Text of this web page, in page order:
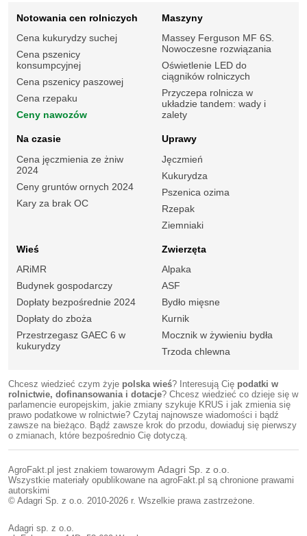
Notowania cen rolniczych
Cena kukurydzy suchej
Cena pszenicy
konsumpcyjnej
Cena pszenicy paszowej
Cena rzepaku
Ceny nawozów
Maszyny
Massey Ferguson MF 6S.
Nowoczesne rozwiązania
Oświetlenie LED do
ciągników rolniczych
Przyczepa rolnicza w
układzie tandem: wady i
zalety
Na czasie
Cena jęczmienia ze żniw
2024
Ceny gruntów ornych 2024
Kary za brak OC
Uprawy
Jęczmień
Kukurydza
Pszenica ozima
Rzepak
Ziemniaki
Wieś
ARiMR
Budynek gospodarczy
Dopłaty bezpośrednie 2024
Dopłaty do zboża
Przestrzegasz GAEC 6 w
kukurydzy
Zwierzęta
Alpaka
ASF
Bydło mięsne
Kurnik
Mocznik w żywieniu bydła
Trzoda chlewna
Chcesz wiedzieć czym żyje polska wieś? Interesują Cię podatki w
rolnictwie, dofinansowania i dotacje? Chcesz wiedzieć co dzieje się w
parlamencie europejskim, jakie zmiany szykuje KRUS i jak zmienia się
prawo podatkowe w rolnictwie? Czytaj najnowsze wiadomości i bądź
zawsze na bieżąco. Bądź zawsze krok do przodu, dowiaduj się pierwszy
o zmianach, które bezpośrednio Cię dotyczą.
AgroFakt.pl jest znakiem towarowym Adagri Sp. z o.o.
Wszystkie materiały opublikowane na agroFakt.pl są chronione prawami
autorskimi
© Adagri Sp. z o.o. 2010-2026 r. Wszelkie prawa zastrzeżone.
Adagri sp. z o.o.